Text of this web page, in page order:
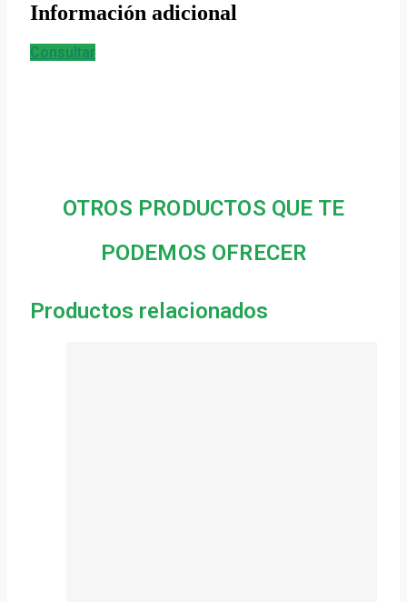
Información adicional
Consultar
OTROS PRODUCTOS QUE TE
PODEMOS OFRECER
Productos relacionados